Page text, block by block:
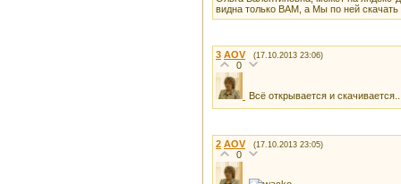
видна только ВАМ, а Мы по ней
3 AOV (17.10.2013 23:06)
0
Всё открывается и
2 AOV (17.10.2013 23:05)
0